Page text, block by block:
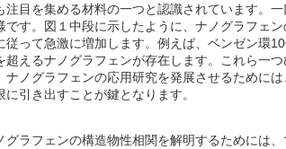
注目を集める材料の一つと認識されています。
です。図１中段に示したように、ナノグラフェ
従って急激に増加します。例えば、ベンゼン環
超えるナノグラフェンが存在します。これら一
ナノグラフェンの応用研究を発展させるために
に引き出すことが鍵となります。
グラフェンの構造物性相関を解明するためには